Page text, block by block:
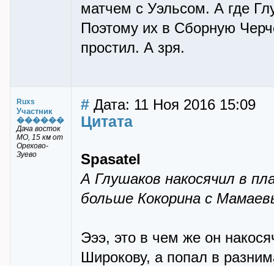
матчем с Уэльсом. А где
Поэтому их в Сборную
простил. А зря.
Ruxs
Участник
������
Дача восток
МО, 15 км от
Орехово-
Зуево
# Дата: 11 Ноя 2016 15:09
Цитата
Spasatel
А Глушаков накосячил в
больше Кокорина с
Эээ, это в чем же он
Широкову, а попал в